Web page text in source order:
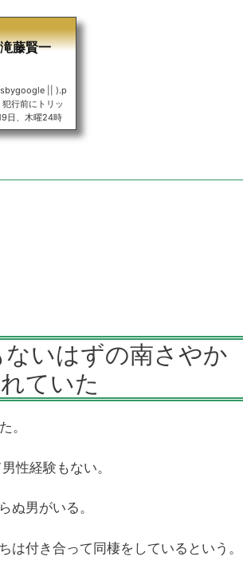
滝藤賢一
|| ).p
行前にトリッ
日、木曜24時
のあらすじを一
滝藤賢一、莫
ます。目次・
いはずの南さやか
ていた
。
性経験もない。
ぬ男がいる。
付き合って同棲をしているという。